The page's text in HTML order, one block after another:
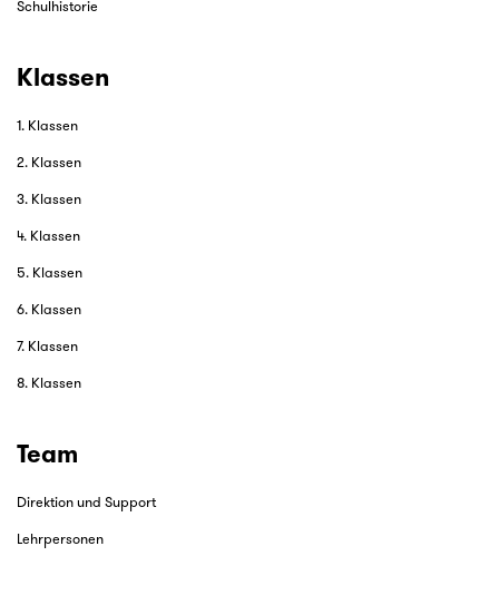
Schulhistorie
Klassen
1. Klassen
2. Klassen
3. Klassen
4. Klassen
5. Klassen
6. Klassen
7. Klassen
8. Klassen
Team
Direktion und Support
Lehrpersonen